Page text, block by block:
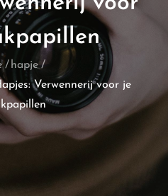
hapje
Verwennerij voor je